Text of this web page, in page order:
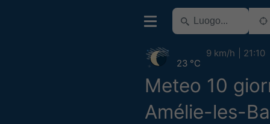
Meteo 10
Amélie-les-
23 °C
9 km/h 21:10